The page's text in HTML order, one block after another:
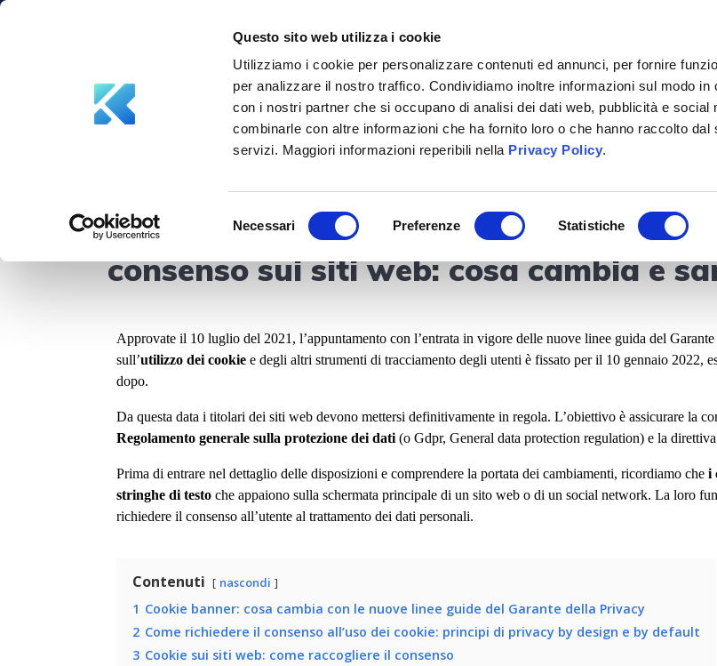
Questo sito web utilizza i cookie
Utilizziamo i cookie per personalizzare contenuti ed annunci, per fornire
per analizzare il nostro traffico. Condividiamo inoltre informazioni sul modo
con i nostri partner che si occupano di analisi dei dati web, pubblicità e social
combinarle con altre informazioni che ha fornito loro o che hanno raccolto dal
servizi. Maggiori informazioni reperibili nella Privacy Policy.
Necessari Preferenze Statistiche
CHI SIAMO SERVIZI BITRIX24
Uso dei cookie, nuove norme sulla
consenso sui siti web: cosa cambia e
Approvate il 10 luglio del 2021, l’appuntamento con l’entrata in vigore delle nuove linee guida del
sull’utilizzo dei cookie e degli altri strumenti di tracciamento degli utenti è fissato per il 10 gennaio 2022,
dopo.
Da questa data i titolari dei siti web devono mettersi definitivamente in regola. L’obiettivo è assicurare la
Regolamento generale sulla protezione dei dati (o Gdpr, General data protection regulation) e la
Prima di entrare nel dettaglio delle disposizioni e comprendere la portata dei cambiamenti, ricordiamo chei
stringhe di testo che appaiono sulla schermata principale di un sito web o di un social network. La loro
richiedere il consenso all’utente al trattamento dei dati personali.
Contenuti nascondi
1 Cookie banner: cosa cambia con le nuove linee guide del Garante della Privacy
2 Come richiedere il consenso all’uso dei cookie: principi di privacy by design e by default
3 Cookie sui siti web: come raccogliere il consenso